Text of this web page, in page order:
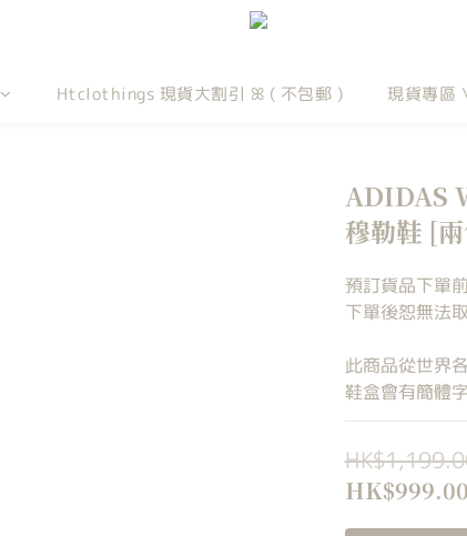
Htclothings 現貨大割引 ꕤ ( 不包郵 ) 現貨專區
ADIDAS
穆勒鞋 [
預訂貨品下單
下單後恕無法
此商品從世界
鞋盒會有簡體
HK$999.00